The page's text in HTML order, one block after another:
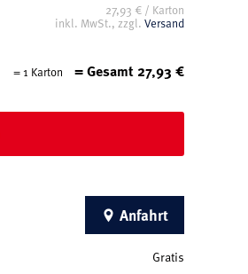
27,93 € / Karton
inkl. MwSt., zzgl. Versand
=1 Karton = Gesamt 27,93 €
Anfahrt
Gratis